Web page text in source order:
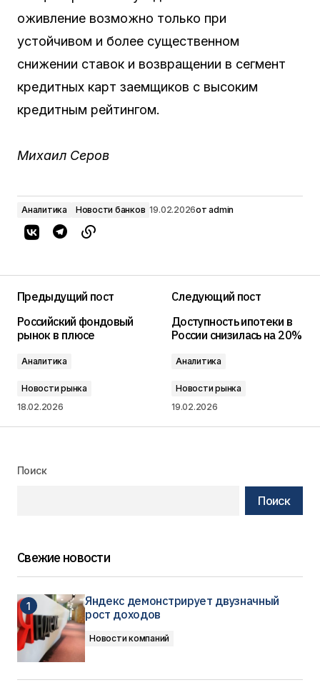
оживление возможно только при
устойчивом и более существенном
снижении ставок и возвращении в сегмент
кредитных карт заемщиков с высоким
кредитным рейтингом.
Михаил Серов
Аналитика Новости банков 19.02.2026от admin
Предыдущий пост
Российский фондовый
рынок в плюсе
Аналитика
Новости рынка
18.02.2026
Следующий пост
Доступность ипотеки в
России снизилась на 20%
Аналитика
Новости рынка
19.02.2026
Поиск
Поиск
Свежие новости
Яндекс демонстрирует двузначный
рост доходов
Новости компаний